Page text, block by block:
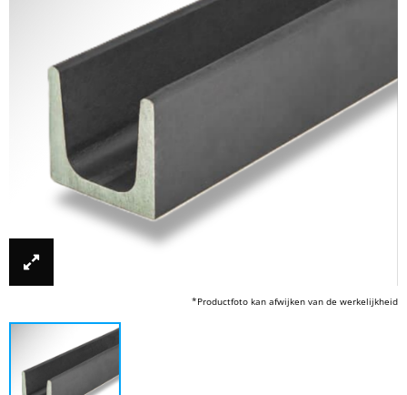
*Productfoto kan afwijken van de werkelijkheid